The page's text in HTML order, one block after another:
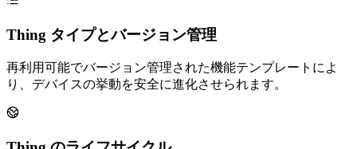
Thing タイプとバージョン管理
再利用可能でバージョン管理された機能テンプレートによ
り、デバイスの挙動を安全に進化させられます。